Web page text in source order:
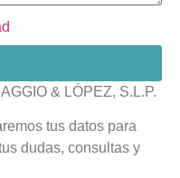
& LÓPEZ, S.L.P.
tus datos para
dudas, consultas y